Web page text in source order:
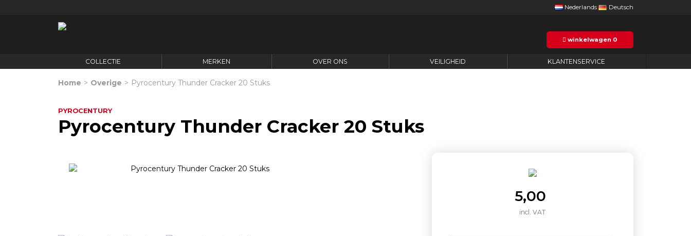
Nederlands Deutsch
winkelwagen 0
COLLECTIE MERKEN OVER ONS VEILIGHEID KLANTENSERVICE
Home > Overige > Pyrocentury Thunder Cracker 20 Stuks
PYROCENTURY
Pyrocentury Thunder Cracker 20 Stuks
5,00
incl. VAT